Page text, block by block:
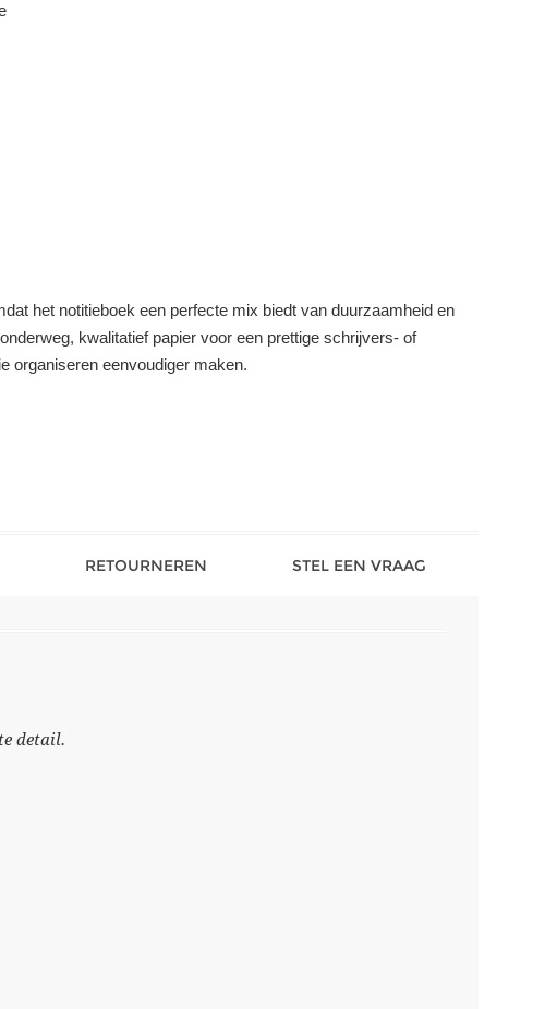
het notitieboek een perfecte mix biedt van duurzaamheid en
kwalitatief papier voor een prettige schrijvers- of
organiseren eenvoudiger maken.
RETOURNEREN STEL EEN VRAAG
detail.